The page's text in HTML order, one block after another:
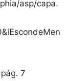
asp/capa.
7